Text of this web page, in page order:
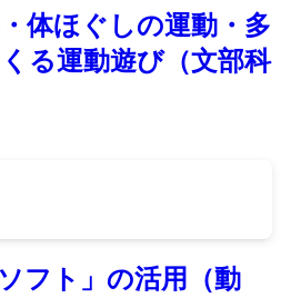
体ほぐしの運動・多
る運動遊び（文部科
フト」の活用（動